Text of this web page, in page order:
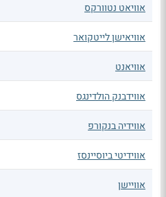
אוויאט נטוורקס
אוויאישן לייטקואר
אוויאנט
אווידבנק הולדינגס
אווידיה בנקורפ
אווידיטי ביוסיינסז
אוויישן